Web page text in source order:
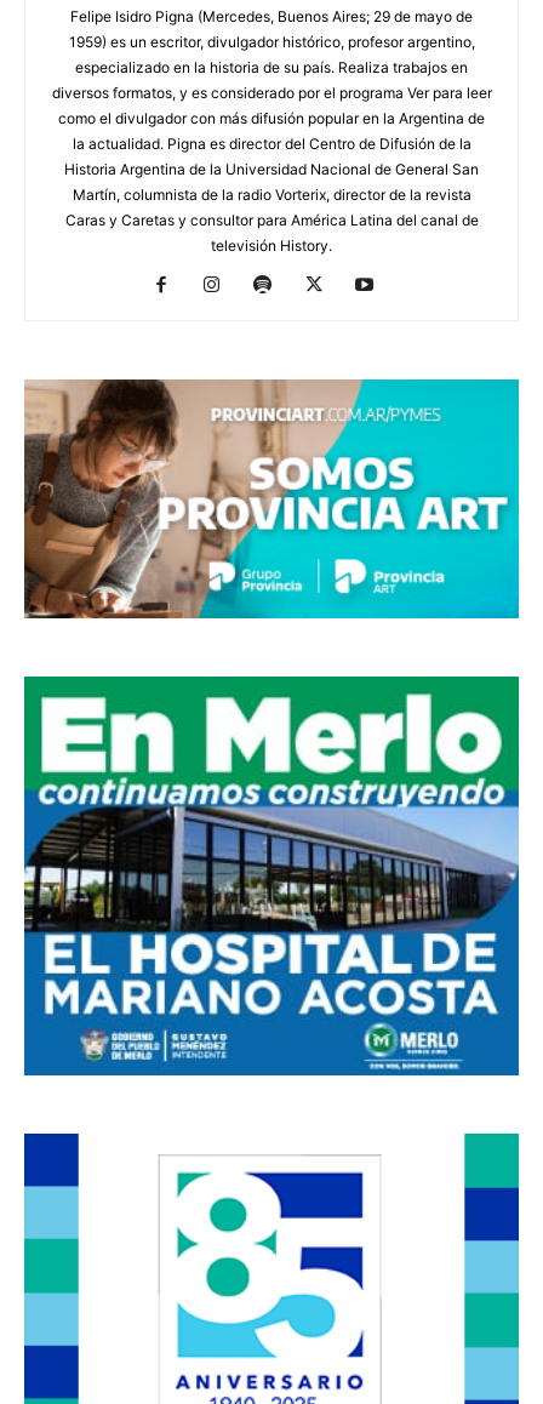
Felipe Isidro Pigna (Mercedes, Buenos Aires; 29 de mayo de
1959) es un escritor, divulgador histórico, profesor argentino,
especializado en la historia de su país. Realiza trabajos en
diversos formatos, y es considerado por el programa Ver para leer
como el divulgador con más difusión popular en la Argentina de
la actualidad. Pigna es director del Centro de Difusión de la
Historia Argentina de la Universidad Nacional de General San
Martín, columnista de la radio Vorterix, director de la revista
Caras y Caretas y consultor para América Latina del canal de
televisión History.